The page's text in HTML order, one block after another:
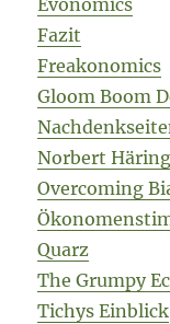
Evonomics
Fazit
Freakonomics
Gloom Boom
Norbert Häring
Overcoming
Quarz
The Grumpy
Tichys Einblick